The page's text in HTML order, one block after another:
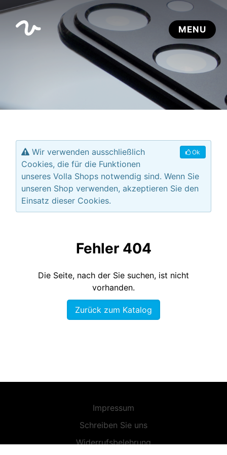
Ok
Wir verwenden ausschließlich
Cookies, die für die Funktionen
unseres Volla Shops notwendig sind. Wenn Sie
unseren Shop verwenden, akzeptieren Sie den
Einsatz dieser Cookies.
Fehler 404
Die Seite, nach der Sie suchen, ist nicht
vorhanden.
Zurück zum Katalog
Impressum
Schreiben Sie uns
Widerrufsbelehrung